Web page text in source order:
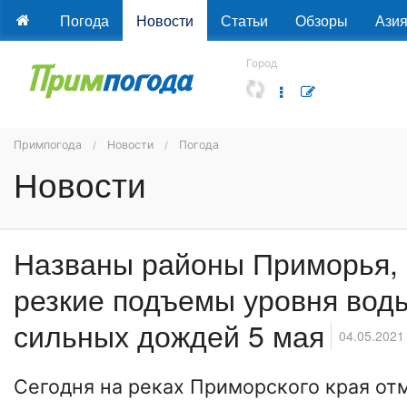
Погода Новости Статьи Обзоры Азия
Город
Примпогода Новости Погода
Новости
Названы районы Приморья,
резкие подъемы уровня
сильных дождей 5 мая
Сегодня на реках Приморского края